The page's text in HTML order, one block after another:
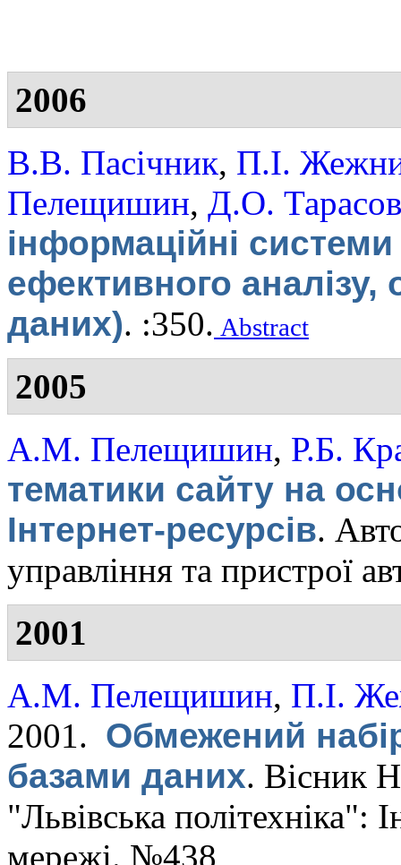
2006
В.В. Пасічник, П.І.
Пелещишин, Д.О. Тарасов
інформаційні системи
ефективного
даних). :350. Abstract
2005
А.М. Пелещишин, Р.Б.
тематики сайту на
Інтернет-ресурсів.
управління та пристрої
2001
А.М. Пелещишин, П.І.
2001. Обмежений
базами даних. Вісник
"Львівська політехніка":
мережі. №438